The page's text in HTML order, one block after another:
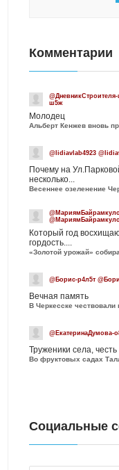
Комментарии
ш5ж
Молодец
Альберт Кенжев вновь
@lidiavlab4923
Почему на
несколько...
Весеннее озеленение
Который год
гордость....
«Золотой урожай»
@Борис-р4л5т
Вечная память
@ЕкатеринаДумова-
Труженики села,
Во фруктовых садах
Социальные